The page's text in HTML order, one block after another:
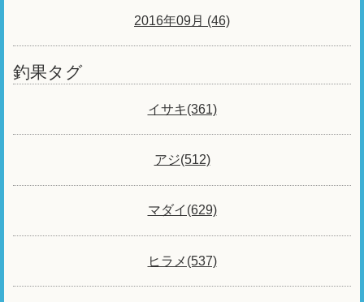
2016年09月 (46)
釣果タグ
イサキ(361)
アジ(512)
マダイ(629)
ヒラメ(537)